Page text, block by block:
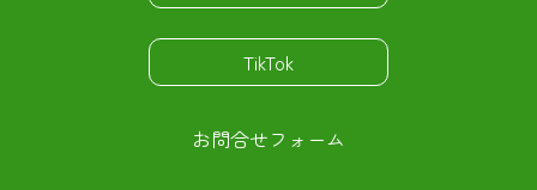
TikTok
お問合せフォーム